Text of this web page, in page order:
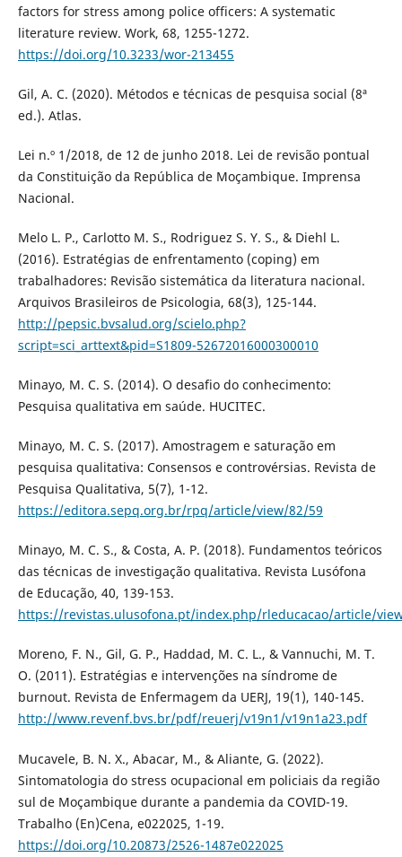
factors for stress among police officers: A systematic
literature review. Work, 68, 1255-1272.
https://doi.org/10.3233/wor-213455
Gil, A. C. (2020). Métodos e técnicas de pesquisa social (8ª
ed.). Atlas.
Lei n.º 1/2018, de 12 de junho 2018. Lei de revisão pontual
da Constituição da República de Moçambique. Imprensa
Nacional.
Melo L. P., Carlotto M. S., Rodriguez S. Y. S., & Diehl L.
(2016). Estratégias de enfrentamento (coping) em
trabalhadores: Revisão sistemática da literatura nacional.
Arquivos Brasileiros de Psicologia, 68(3), 125-144.
http://pepsic.bvsalud.org/scielo.php?
script=sci_arttext&pid=S1809-52672016000300010
Minayo, M. C. S. (2014). O desafio do conhecimento:
Pesquisa qualitativa em saúde. HUCITEC.
Minayo, M. C. S. (2017). Amostragem e saturação em
pesquisa qualitativa: Consensos e controvérsias. Revista de
Pesquisa Qualitativa, 5(7), 1-12.
https://editora.sepq.org.br/rpq/article/view/82/59
Minayo, M. C. S., & Costa, A. P. (2018). Fundamentos teóricos
das técnicas de investigação qualitativa. Revista Lusófona
de Educação, 40, 139-153.
https://revistas.ulusofona.pt/index.php/rleducacao/article/
Moreno, F. N., Gil, G. P., Haddad, M. C. L., & Vannuchi, M. T.
O. (2011). Estratégias e intervenções na síndrome de
burnout. Revista de Enfermagem da UERJ, 19(1), 140-145.
http://www.revenf.bvs.br/pdf/reuerj/v19n1/v19n1a23.pdf
Mucavele, B. N. X., Abacar, M., & Aliante, G. (2022).
Sintomatologia do stress ocupacional em policiais da região
sul de Moçambique durante a pandemia da COVID-19.
Trabalho (En)Cena, e022025, 1-19.
https://doi.org/10.20873/2526-1487e022025